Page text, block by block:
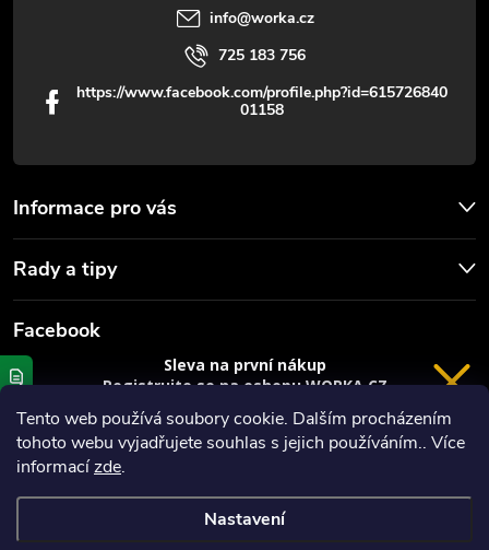
Tento web používá soubory cookie. Dalším procházením
tohoto webu vyjadřujete souhlas s jejich používáním.. Více
informacízde.
Nastavení
Informace pro vás
Rady a tipy
info@worka.cz
725 183 756
https://www.facebook.com/profile.php?id=615726840
01158
Facebook
Worka.cz - Vše pro práci a řemeslo
Sleva na první nákup
Registrujte se na eshopu WORKA.CZ
sleva 100 Kč* na nákup je Vaše.
Registrace
Privacy policy
VRÁCENÍ 14 DNÍ